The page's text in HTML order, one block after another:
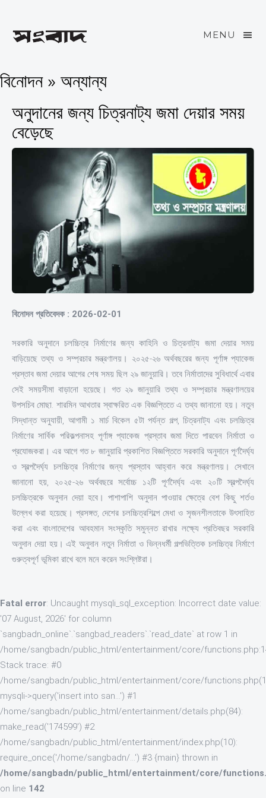
MENU
বিনোদন » অন্যান্য
অনুদানের জন্য চিত্রনাট্য জমা দেয়ার সময়
বেড়েছে
বিনোদন প্রতিবেদক : 2026-02-01
সরকারি অনুদানে চলচ্চিত্র নির্মাণের জন্য কাহিনি ও চিত্রনাট্য জমা দেয়ার সময়
বাড়িয়েছে তথ্য ও সম্প্রচার মন্ত্রণালয়। ২০২৫-২৬ অর্থবছরের জন্য পূর্ণাঙ্গ প্যাকেজ
প্রস্তাব জমা দেয়ার আগের শেষ সময় ছিল ২৯ জানুয়ারি। তবে নির্মাতাদের সুবিধার্থে এবার
সেই সময়সীমা বাড়ানো হয়েছে। গত ২৯ জানুয়ারি তথ্য ও সম্প্রচার মন্ত্রণালয়ের
উপসচিব মোছা. শারমিন আখতার স্বাক্ষরিত এক বিজ্ঞপ্তিতে এ তথ্য জানানো হয়। নতুন
সিদ্ধান্ত অনুযায়ী, আগামী ১ মার্চ বিকেল ৫টা পর্যন্ত গল্প, চিত্রনাট্য এবং চলচ্চিত্র
নির্মাণের সার্বিক পরিকল্পনাসহ পূর্ণাঙ্গ প্যাকেজ প্রস্তাব জমা দিতে পারবেন নির্মাতা ও
প্রযোজকরা। এর আগে গত ৮ জানুয়ারি প্রকাশিত বিজ্ঞপ্তিতে সরকারি অনুদানে পূর্ণদৈর্ঘ্য
ও স্বল্পদৈর্ঘ্য চলচ্চিত্র নির্মাণের জন্য প্রস্তাব আহ্বান করে মন্ত্রণালয়। সেখানে
জানানো হয়, ২০২৫-২৬ অর্থবছরে সর্বোচ্চ ১২টি পূর্ণদৈর্ঘ্য এবং ২০টি স্বল্পদৈর্ঘ্য
চলচ্চিত্রকে অনুদান দেয়া হবে। পাশাপাশি অনুদান পাওয়ার ক্ষেত্রে বেশ কিছু শর্তও
উল্লেখ করা হয়েছে। প্রসঙ্গত, দেশের চলচ্চিত্রশিল্পে মেধা ও সৃজনশীলতাকে উৎসাহিত
করা এবং বাংলাদেশের আবহমান সংস্কৃতি সমুন্নত রাখার লক্ষ্যে প্রতিবছর সরকারি
অনুদান দেয়া হয়। এই অনুদান নতুন নির্মাতা ও ভিন্নধর্মী গল্পভিত্তিক চলচ্চিত্র নির্মাণে
গুরুত্বপূর্ণ ভূমিকা রাখে বলে মনে করেন সংশ্লিষ্টরা।
Fatal error: Uncaught mysqli_sql_exception: Incorrect date value:
'07 August, 2026' for column
`sangbadn_online`.`sangbad_readers`.`read_date` at row 1 in
/home/sangbadn/public_html/entertainment/core/
Stack trace: #0
/home/sangbadn/public_html/entertainment/core/
mysqli->query('insert into san...') #1
/home/sangbadn/public_html/entertainment/details.php(84):
make_read('174599') #2
/home/sangbadn/public_html/entertainment/index.php(10):
require_once('/home/sangbadn/...') #3 {main} thrown in
/home/sangbadn/public_html/entertainment/core/
on line 142